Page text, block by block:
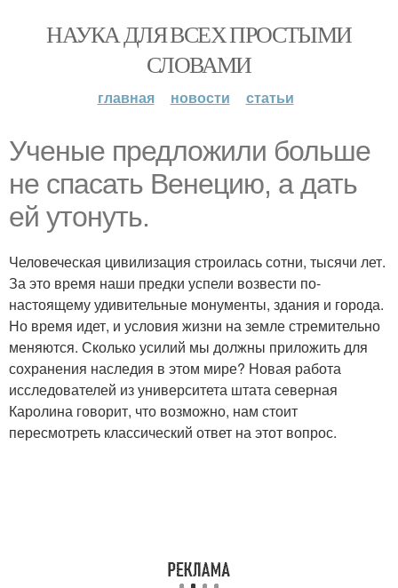
НАУКА ДЛЯ ВСЕХ ПРОСТЫМИ
СЛОВАМИ
главная новости статьи
Ученые предложили больше
не спасать Венецию, а дать
ей утонуть.
Человеческая цивилизация строилась сотни, тысячи лет.
За это время наши предки успели возвести по-
настоящему удивительные монументы, здания и города.
Но время идет, и условия жизни на земле стремительно
меняются. Сколько усилий мы должны приложить для
сохранения наследия в этом мире? Новая работа
исследователей из университета штата северная
Каролина говорит, что возможно, нам стоит
пересмотреть классический ответ на этот вопрос.